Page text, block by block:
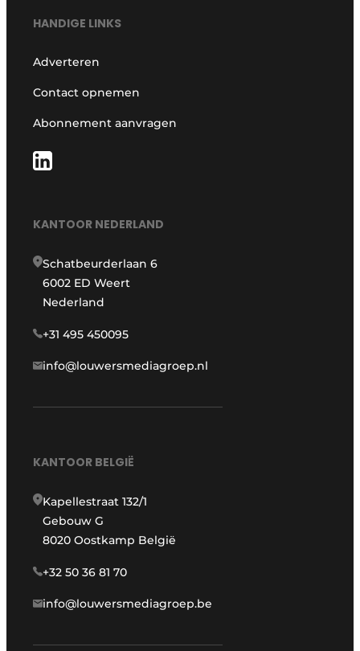
HANDIGE LINKS
Adverteren
Contact opnemen
Abonnement aanvragen
KANTOOR NEDERLAND
Schatbeurderlaan 6
6002 ED Weert
Nederland
+31 495 450095
info@louwersmediagroep.nl
KANTOOR BELGIË
Kapellestraat 132/1
Gebouw G
8020 Oostkamp België
+32 50 36 81 70
info@louwersmediagroep.be